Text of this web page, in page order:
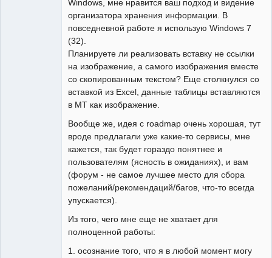
Windows, мне нравится ваш подход и видение
организатора хранения информации. В
повседневной работе я использую Windows 7
(32).
Планируете ли реализовать вставку не ссылки
на изображение, а самого изображения вместе
со скопированным текстом? Еще столкнулся со
вставкой из Excel, данные таблицы вставляются
в MT как изображение.
Вообще же, идея с roadmap очень хорошая, тут
вроде предлагали уже какие-то сервисы, мне
кажется, так будет гораздо понятнее и
пользователям (ясность в ожиданиях), и вам
(форум - не самое лучшее место для сбора
пожеланий/рекомендаций/багов, что-то всегда
упускается).
Из того, чего мне еще не хватает для
полноценной работы:
1. осознание того, что я в любой момент могу